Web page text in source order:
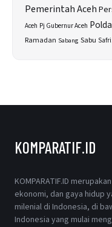
Pemerintah Aceh
Aceh Pj Gubernur Aceh
Ramadan Sabang Sabu
KOMPARATIF.ID
KOMPARATIF.ID
ekonomi, dan gaya hidup
milenial di Indonesia, di
Indonesia yang mulai